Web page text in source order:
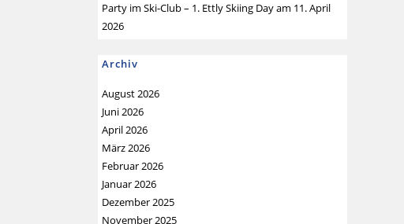
Party im Ski-Club – 1. Ettly Skiing Day am 11. April
2026
Archiv
August 2026
Juni 2026
April 2026
März 2026
Februar 2026
Januar 2026
Dezember 2025
November 2025